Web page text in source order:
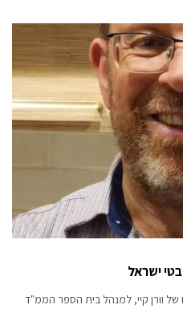
ישראל
של וורן קיי, למנהל בית הספר הממ"ד